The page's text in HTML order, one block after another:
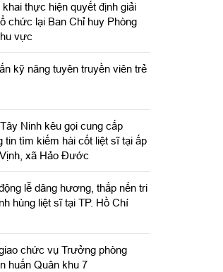
khai thực hiện quyết định giải
chức lại Ban Chỉ huy Phòng
vực
kỹ năng tuyên truyền viên trẻ
Ninh kêu gọi cung cấp
tin tìm kiếm hài cốt liệt sĩ tại ấp
xã Hảo Đước
lễ dâng hương, thắp nến tri
hùng liệt sĩ tại TP. Hồ Chí
chức vụ Trưởng phòng
huấn Quân khu 7